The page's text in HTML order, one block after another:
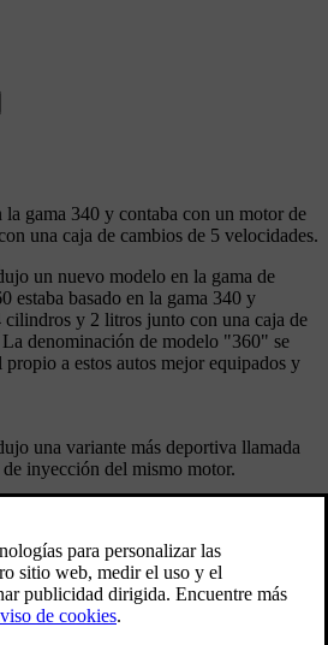
la gama 340 y contaba con un motor de
una caja de cambios de 5 velocidades.
un nuevo modelo en la gama de
estaba basado en la gama 340 y
cilindros y 2 litros junto con una caja de
denominación de modelo "360" se
a estos autos mejor equipados y
una variante más deportiva llamada
inyección del mismo motor.
trasero